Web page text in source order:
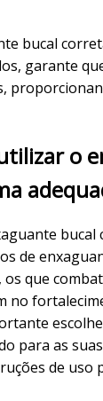
bucal
garante
o
bucal
de
que
no
para as
de uso